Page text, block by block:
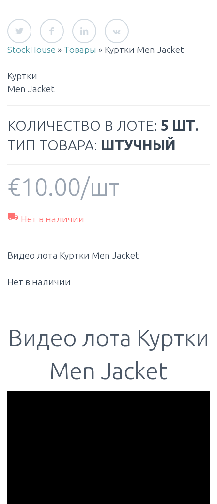
StockHouse » Товары » Куртки Men Jacket
Куртки
Men Jacket
КОЛИЧЕСТВО В ЛОТЕ: 5 ШТ.
ТИП ТОВАРА: ШТУЧНЫЙ
€10.00/шт
 Нет в наличии
Видео лота Куртки Men Jacket
Нет в наличии
Видео лота Куртки
Men Jacket